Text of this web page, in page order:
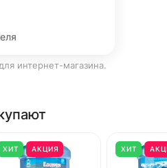
интернет-магазина.
ХИТ АКЦИЯ ХИТ